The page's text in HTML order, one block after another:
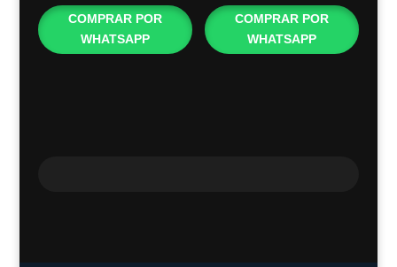
COMPRAR POR
WHATSAPP
COMPRAR POR
WHATSAPP